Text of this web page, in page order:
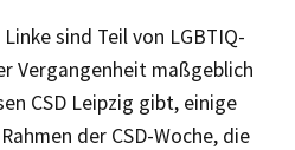
sind Teil von LGBTIQ-
Vergangenheit maßgeblich
CSD Leipzig gibt, einige
der CSD-Woche, die